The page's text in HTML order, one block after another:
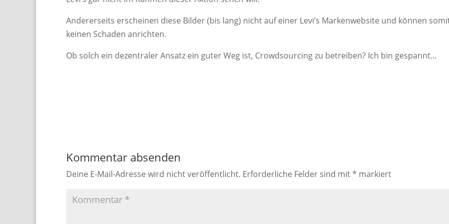
Andererseits erscheinen diese Bilder (bis lang) nicht auf einer Levi’s Markenwebsite und können
keinen Schaden anrichten.
Ob solch ein dezentraler Ansatz ein guter Weg ist, Crowdsourcing zu betreiben? Ich bin gespannt…
Kommentar absenden
Deine E-Mail-Adresse wird nicht veröffentlicht. Erforderliche Felder sind mit* markiert